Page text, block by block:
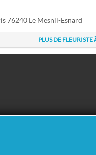
76240 Le Mesnil-Esnard
PLUS DE FLEURISTE